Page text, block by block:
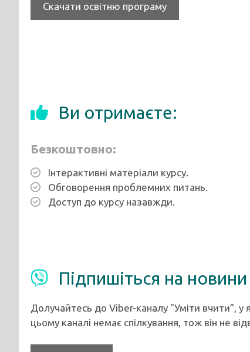
Скачати освітню програму
Ви отримаєте:
Безкоштовно:
Інтерактивні матеріали курсу.
Обговорення проблемних питань.
Доступ до курсу назавжди.
Підпишіться на новини
Долучайтесь до Viber-каналу "Уміти вчити", у
цьому каналі немає спілкування, тож він не